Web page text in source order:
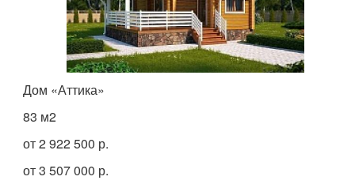
Дом «Аттика»
83 м2
от 2 922 500 р.
от 3 507 000 р.